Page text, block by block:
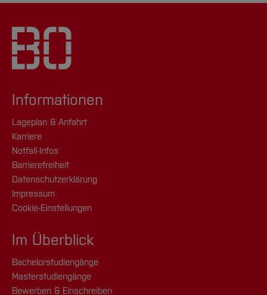
Informationen
Lageplan & Anfahrt
Karriere
Notfall-Infos
Barrierefreiheit
Datenschutzerklärung
Impressum
Cookie-Einstellungen
Im Überblick
Bachelorstudiengänge
Masterstudiengänge
Bewerben & Einschreiben